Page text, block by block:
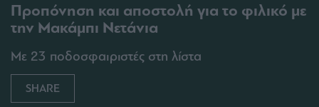
Προπόνηση και αποστολή για το φιλικό με
την Μακάμπι Νετάνια
Με 23 ποδοσφαιριστές στη λίστα
SHARE